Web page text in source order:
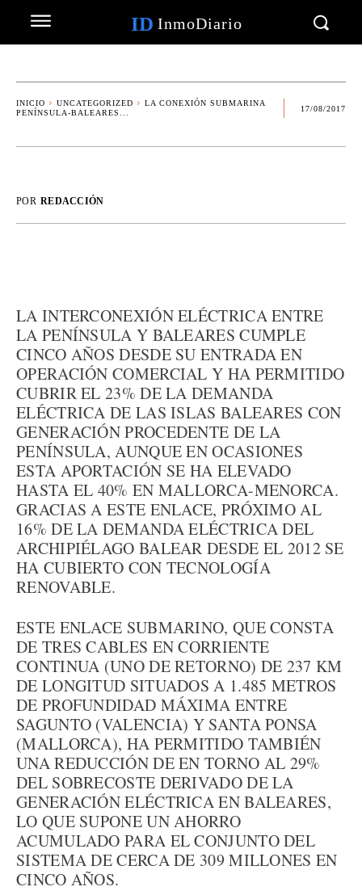
ID InmoDiario
INICIO UNCATEGORIZED
LA CONEXIÓN SUBMARINA
PENÍNSULA-BALEARES...
17/08/2017
POR REDACCIÓN
LA INTERCONEXIÓN ELÉCTRICA ENTRE
LA PENÍNSULA Y BALEARES CUMPLE
CINCO AÑOS DESDE SU ENTRADA EN
OPERACIÓN COMERCIAL Y HA PERMITIDO
CUBRIR EL 23% DE LA DEMANDA
ELÉCTRICA DE LAS ISLAS BALEARES CON
GENERACIÓN PROCEDENTE DE LA
PENÍNSULA, AUNQUE EN OCASIONES
ESTA APORTACIÓN SE HA ELEVADO
HASTA EL 40% EN MALLORCA-MENORCA.
GRACIAS A ESTE ENLACE, PRÓXIMO AL
16% DE LA DEMANDA ELÉCTRICA DEL
ARCHIPIÉLAGO BALEAR DESDE EL 2012 SE
HA CUBIERTO CON TECNOLOGÍA
RENOVABLE.
ESTE ENLACE SUBMARINO, QUE CONSTA
DE TRES CABLES EN CORRIENTE
CONTINUA (UNO DE RETORNO) DE 237 KM
DE LONGITUD SITUADOS A 1.485 METROS
DE PROFUNDIDAD MÁXIMA ENTRE
SAGUNTO (VALENCIA) Y SANTA PONSA
(MALLORCA), HA PERMITIDO TAMBIÉN
UNA REDUCCIÓN DE EN TORNO AL 29%
DEL SOBRECOSTE DERIVADO DE LA
GENERACIÓN ELÉCTRICA EN BALEARES,
LO QUE SUPONE UN AHORRO
ACUMULADO PARA EL CONJUNTO DEL
SISTEMA DE CERCA DE 309 MILLONES EN
CINCO AÑOS.